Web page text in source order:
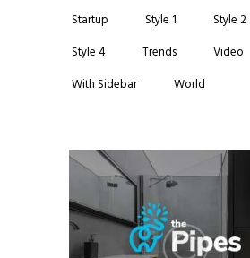
Startup
Style 1
Style 2
Style 4
Trends
Video
With Sidebar
World